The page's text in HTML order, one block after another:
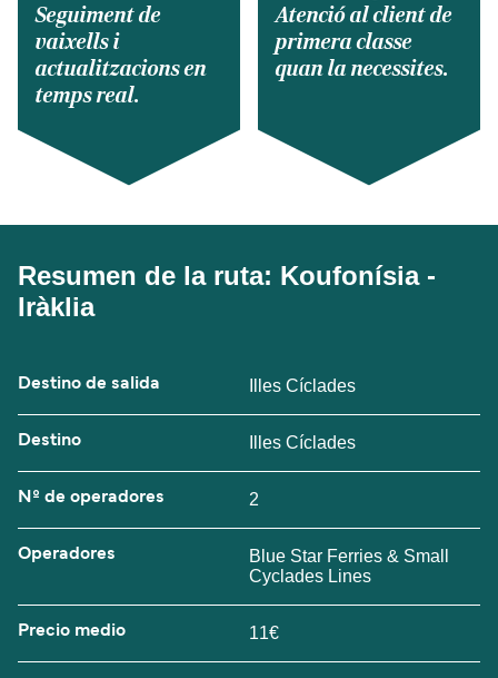
Seguiment de
vaixells i
actualitzacions en
temps real.
Atenció al client de
primera classe
quan la necessites.
Resumen de la ruta: Koufonísia -
Iràklia
Destino de salida Illes Cíclades
Destino Illes Cíclades
Nº de operadores 2
Operadores
Blue Star Ferries & Small
Cyclades Lines
Precio medio 11€